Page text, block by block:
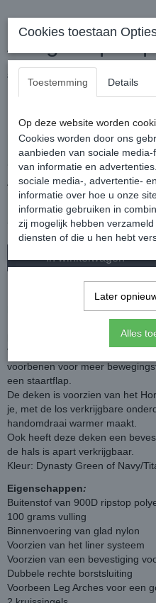
Amigo Ripstop
€ 89,95 € 74,95
Op voorraad
Maat
Aantal
In winkelwagen
Deze waterdichte deken is
heeft een 100 grams vulling.
Voorzien van een dubbele
voorbenen voor meer
een staartflap.
De deken is voorzien van het
je, met de los verkrijgbare
handomdraai warmer maakt.
Ook heeft deze deken een
de hals is apart verkrijgbaar.
Kleur: Dynasty Green of Navy/
Eigenschappen:
Buitenstof van 900D ripstop
100 grams vulling
Binnenvoering van glad nylon
Voorzien van het liner systeem
Voorzien van een bevestiging
Dubbele rechte borstsluiting
Voorbeen Leg Arches voor een
Cookies toestaan
Toestemming Details
Op deze website worden
Cookies worden door ons
aanbieden van sociale
van informatie en
sociale media-, advertentie-
informatie over hoe u onze
informatie gebruiken in
zij mogelijk hebben
diensten of die u hen hebt
Later
Alles